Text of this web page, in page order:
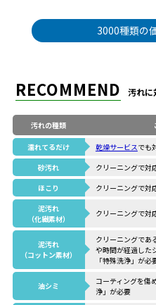
3000種類の
RECOMMEND 汚れに
汚れの種類
濡れてるだけ 乾燥サービス でも
砂汚れ
クリーニングで対
ほこり
クリーニングで対
泥汚れ
（化繊素材）
クリーニングで対
泥汚れ
（コットン素材）
クリーニングであ
や時間が経過した
「特殊洗浄」が必
油シミ
コーティングを傷
浄」が必要